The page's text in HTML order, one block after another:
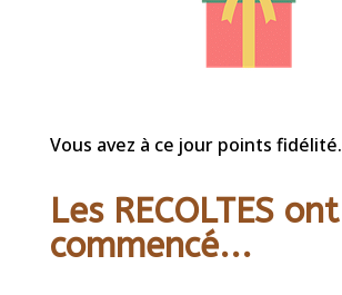
Vous avez à ce jour points fidélité.
Les RECOLTES ont
commencé...